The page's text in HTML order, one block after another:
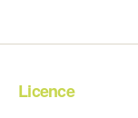
Licence